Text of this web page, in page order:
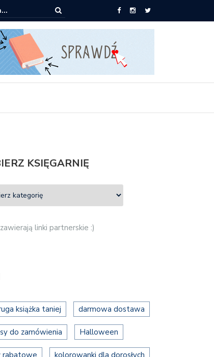
za 69 zł
KSIĘGARNIĘ
linki partnerskie :)
książka taniej darmowa dostawa
do zamówienia Halloween
rabatowe kolorowanki dla dorosłych